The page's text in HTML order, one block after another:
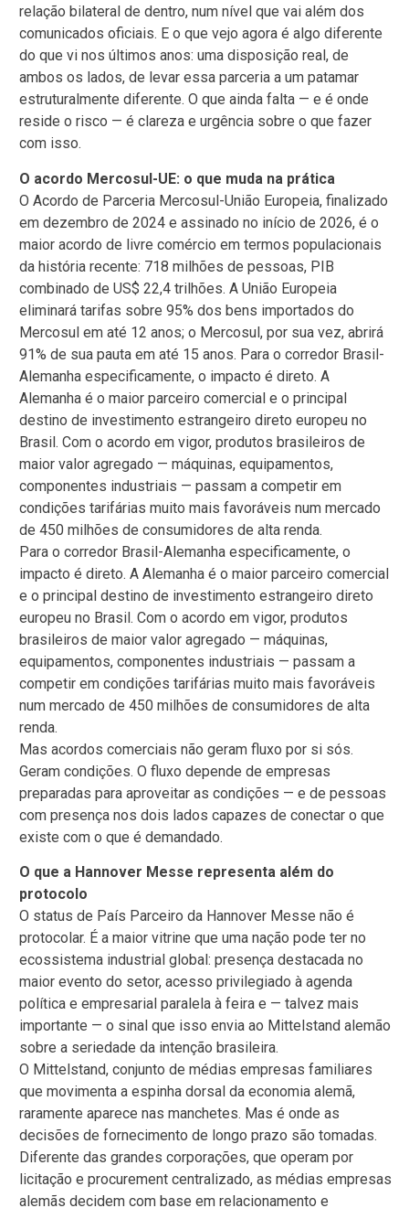
relação bilateral de dentro, num nível que vai além dos
comunicados oficiais. E o que vejo agora é algo diferente
do que vi nos últimos anos: uma disposição real, de
ambos os lados, de levar essa parceria a um patamar
estruturalmente diferente. O que ainda falta — e é onde
reside o risco — é clareza e urgência sobre o que fazer
com isso.
O acordo Mercosul-UE: o que muda na prática
O Acordo de Parceria Mercosul-União Europeia, finalizado
em dezembro de 2024 e assinado no início de 2026, é o
maior acordo de livre comércio em termos populacionais
da história recente: 718 milhões de pessoas, PIB
combinado de US$ 22,4 trilhões. A União Europeia
eliminará tarifas sobre 95% dos bens importados do
Mercosul em até 12 anos; o Mercosul, por sua vez, abrirá
91% de sua pauta em até 15 anos. Para o corredor Brasil-
Alemanha especificamente, o impacto é direto. A
Alemanha é o maior parceiro comercial e o principal
destino de investimento estrangeiro direto europeu no
Brasil. Com o acordo em vigor, produtos brasileiros de
maior valor agregado — máquinas, equipamentos,
componentes industriais — passam a competir em
condições tarifárias muito mais favoráveis num mercado
de 450 milhões de consumidores de alta renda.
Para o corredor Brasil-Alemanha especificamente, o
impacto é direto. A Alemanha é o maior parceiro comercial
e o principal destino de investimento estrangeiro direto
europeu no Brasil. Com o acordo em vigor, produtos
brasileiros de maior valor agregado — máquinas,
equipamentos, componentes industriais — passam a
competir em condições tarifárias muito mais favoráveis
num mercado de 450 milhões de consumidores de alta
renda.
Mas acordos comerciais não geram fluxo por si sós.
Geram condições. O fluxo depende de empresas
preparadas para aproveitar as condições — e de pessoas
com presença nos dois lados capazes de conectar o que
existe com o que é demandado.
O que a Hannover Messe representa além do
protocolo
O status de País Parceiro da Hannover Messe não é
protocolar. É a maior vitrine que uma nação pode ter no
ecossistema industrial global: presença destacada no
maior evento do setor, acesso privilegiado à agenda
política e empresarial paralela à feira e — talvez mais
importante — o sinal que isso envia ao Mittelstand alemão
sobre a seriedade da intenção brasileira.
O Mittelstand, conjunto de médias empresas familiares
que movimenta a espinha dorsal da economia alemã,
raramente aparece nas manchetes. Mas é onde as
decisões de fornecimento de longo prazo são tomadas.
Diferente das grandes corporações, que operam por
licitação e procurement centralizado, as médias empresas
alemãs decidem com base em relacionamento e